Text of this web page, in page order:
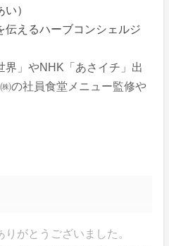
）
伝えるハーブコンシェルジ
」やNHK「あさイチ」出
の社員食堂メニュー監修や
がとうございました。